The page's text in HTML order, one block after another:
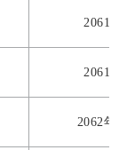
2061年
2061年
2062年